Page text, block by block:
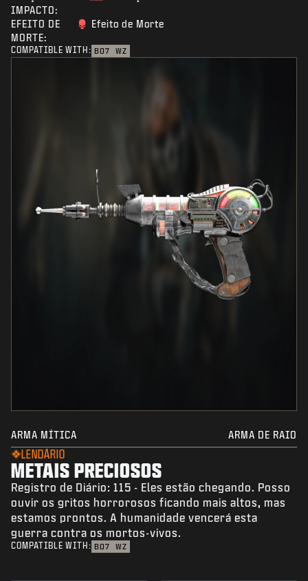
IMPACTO:
EFEITO DE
MORTE:
Efeito de Morte
COMPATIBLE WITH: BO7 WZ
ARMA MÍTICA ARMA DE RAIO
LENDÁRIO
METAIS PRECIOSOS
Registro de Diário: 115 - Eles estão chegando. Posso
ouvir os gritos horrorosos ficando mais altos, mas
estamos prontos. A humanidade vencerá esta
guerra contra os mortos-vivos.
COMPATIBLE WITH: BO7 WZ